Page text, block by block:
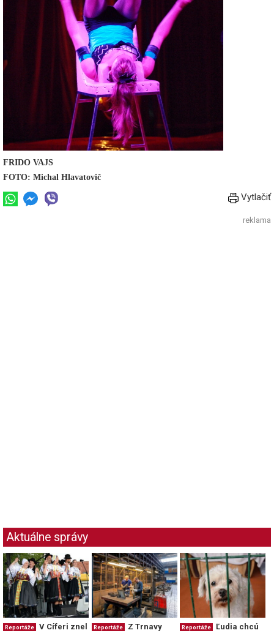
FRIDO VAJS
FOTO: Michal Hlavatovič
Vytlačiť
reklama
Aktuálne správy
Reportáže
V Cíferi znel
Reportáže
Z Trnavy
Reportáže
Ľudia chcú